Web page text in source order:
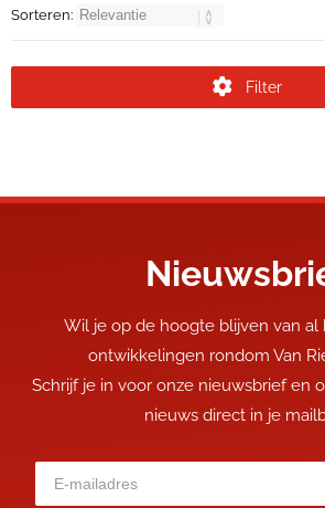
Sorteren:
Filter
Wil je op de hoogte blijven van al
ontwikkelingen rondom Van
Schrijf je in voor onze nieuwsbrief en
nieuws direct in je